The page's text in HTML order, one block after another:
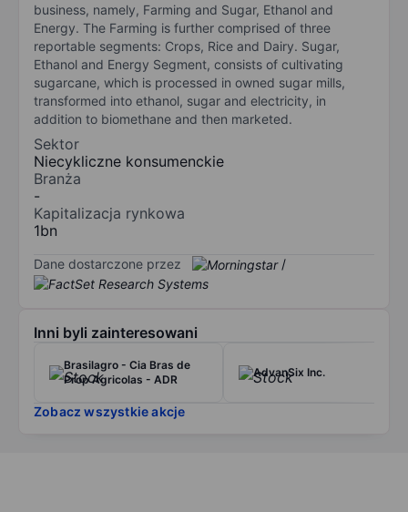
business, namely, Farming and Sugar, Ethanol and
Energy. The Farming is further comprised of three
reportable segments: Crops, Rice and Dairy. Sugar,
Ethanol and Energy Segment, consists of cultivating
sugarcane, which is processed in owned sugar mills,
transformed into ethanol, sugar and electricity, in
addition to biomethane and then marketed.
Sektor
Niecykliczne konsumenckie
Branża
-
Kapitalizacja rynkowa
1bn
Dane dostarczone przez /
Inni byli zainteresowani
Brasilagro - Cia Bras de
Prop Agricolas - ADR
AdvanSix Inc.
Zobacz wszystkie akcje